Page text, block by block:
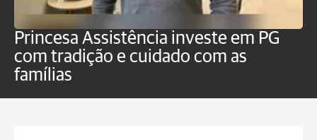
Princesa Assistência investe em PG
com tradição e cuidado com as
famílias